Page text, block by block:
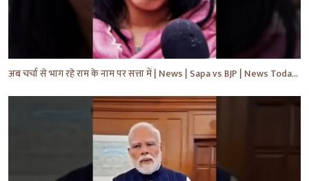
अब चर्चा से भाग रहे राम के नाम पर सत्ता में | News | Sapa vs BJP | News Today | Breaking #shorts #yt